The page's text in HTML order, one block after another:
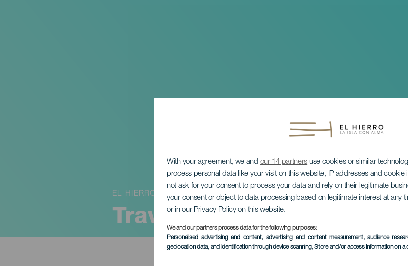
With your agreement, we and our 14 partners use cookies or similar
process personal data like your visit on this website, IP addresses and
not ask for your consent to process your data and rely on their legitimate
your consent or object to data processing based on legitimate interest at any
or in our Privacy Policy on this website.
We and our partners process data for the following purposes:
Personalised advertising and content, advertising and content measurement, audience
geolocation data, and identification through device scanning, Store and/or access information on a
Travesía Mar de las
EL HIERRO